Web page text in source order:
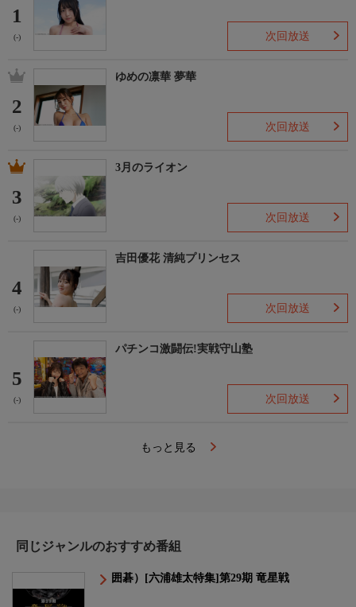
1
(-) 次回放送
2
(-)
ゆめの凛華 夢華
次回放送
3
(-)
3月のライオン
次回放送
4
(-)
吉田優花 清純プリンセス
次回放送
5
(-)
パチンコ激闘伝!実戦守山塾
次回放送
もっと見る
同じジャンルのおすすめ番組
囲碁）[六浦雄太特集]第29期 竜星戦